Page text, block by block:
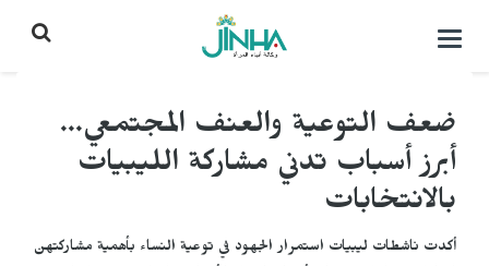
التحكم
ضعف التوعية والعنف المجتمعي...
أبرز أسباب تدني مشاركة الليبيات
بالانتخابات
أكدت ناشطات ليبيات استمرار الجهود في توعية النساء بأهمية مشاركتهن